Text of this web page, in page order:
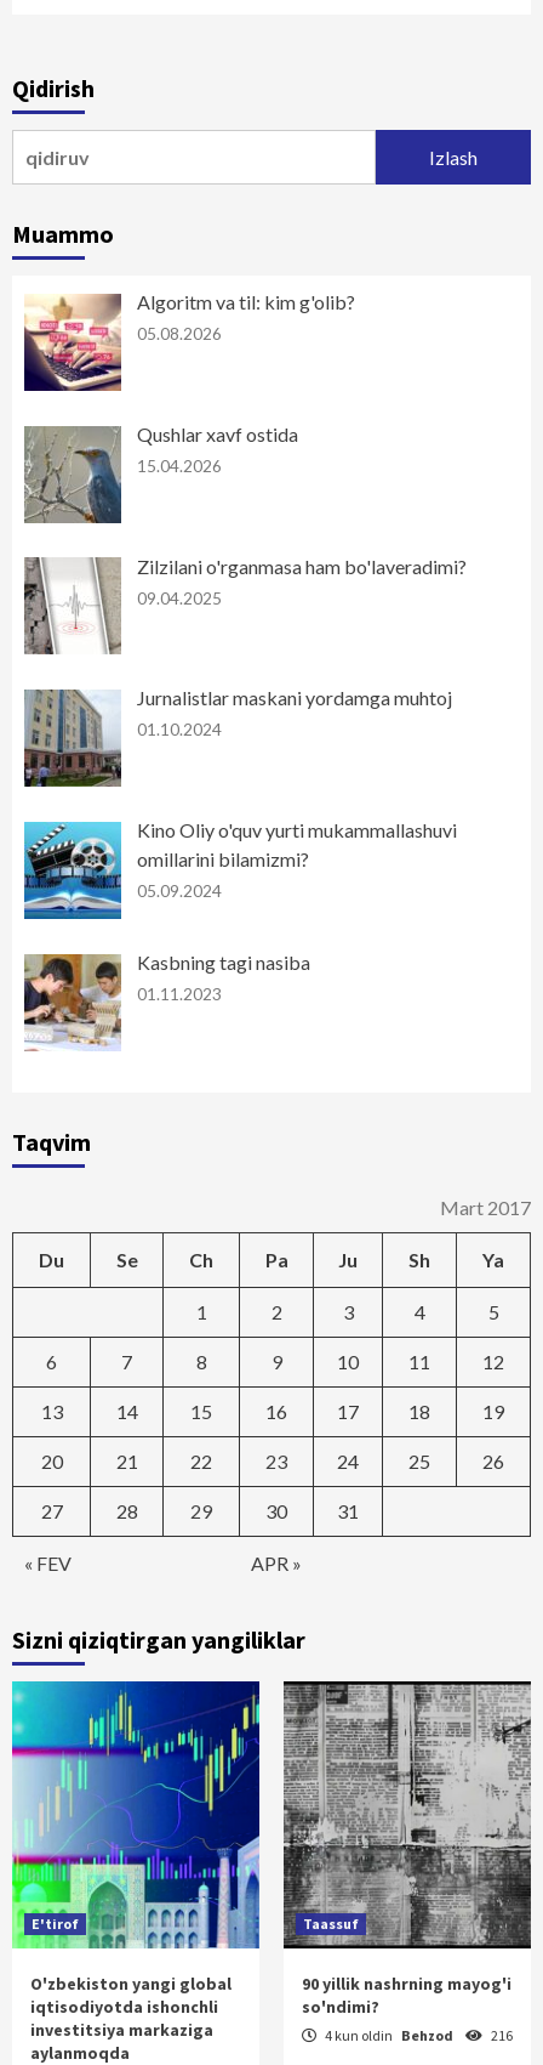
Qidirish
Muammo
Algoritm va til: kim g'olib?
05.08.2026
Qushlar xavf ostida
15.04.2026
Zilzilani o'rganmasa ham bo'laveradimi?
09.04.2025
Jurnalistlar maskani yordamga muhtoj
01.10.2024
Kino Oliy o'quv yurti mukammallashuvi
omillarini bilamizmi?
05.09.2024
Kasbning tagi nasiba
01.11.2023
Taqvim
Mart 2017
Du Se Ch Pa Ju Sh Ya
« FEV APR »
1 2 3 4 5
6 7 8 9 10 11 12
13 14 15 16 17 18 19
20 21 22 23 24 25 26
27 28 29 30 31
Sizni qiziqtirgan yangiliklar
E'tirof
O'zbekiston yangi global
iqtisodiyotda ishonchli
investitsiya markaziga
aylanmoqda
Taassuf
90 yillik nashrning mayog'i
so'ndimi?
4 kun oldin Behzod 216